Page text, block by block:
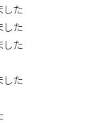
した
した
した
した